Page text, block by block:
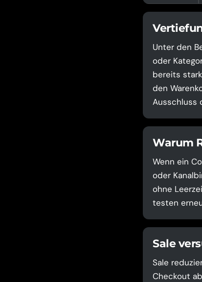
Unter den
oder
bereits
den
Ausschluss
Warum
Wenn ein
oder
ohne
testen
Sale
Sale
Checkout